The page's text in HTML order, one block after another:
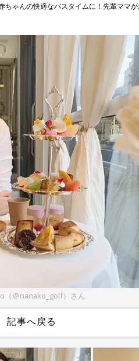
ちゃんの快適なバスタイムに！先輩ママ
（＠nanako_golf）さん
記事へ戻る